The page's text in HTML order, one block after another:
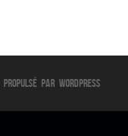
Propulsé par WordPress